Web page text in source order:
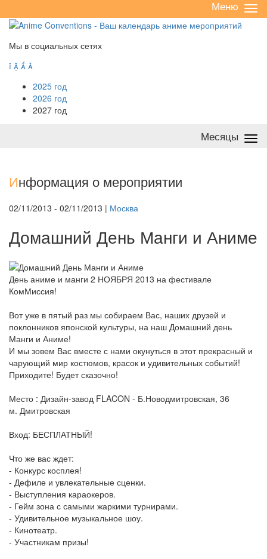
/
Меню
Мы в социальных сетях
   
2025 год
2026 год
2027 год
Месяцы
Информация о мероприятии
02/11/2013 - 02/11/2013 | Москва
Домашний День Манги и Аниме
День аниме и манги 2 НОЯБРЯ 2013 на фестивале
КомМиссия!
Вот уже в пятый раз мы собираем Вас, наших друзей и
поклонников японской культуры, на наш Домашний день
Манги и Аниме!
И мы зовем Вас вместе с нами окунуться в этот прекрасный и
чарующий мир костюмов, красок и удивительных событий!
Приходите! Будет сказочно!
Место : Дизайн-завод FLACON - Б.Новодмитровская, 36
м. Дмитровская
Вход: БЕСПЛАТНЫЙ!
Что же вас ждет:
- Конкурс косплея!
- Дефиле и увлекательные сценки.
- Выступления караокеров.
- Гейм зона с самыми жаркими турнирами.
- Удивительное музыкальное шоу.
- Кинотеатр.
- Участникам призы!